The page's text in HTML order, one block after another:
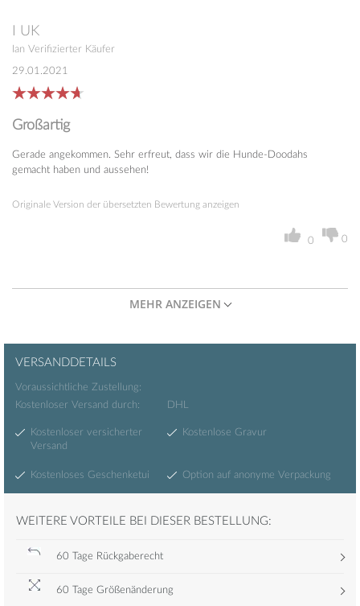
UK
Ian Verifizierter Käufer
29.01.2021
Großartig
Gerade angekommen. Sehr erfreut, dass wir die Hunde-Doodahs
gemacht haben und aussehen!
Originale Version der übersetzten Bewertung anzeigen
0 0
MEHR ANZEIGEN
VERSANDDETAILS
Voraussichtliche Zustellung:
Kostenloser Versand durch:
DHL
Kostenloser versicherter
Versand
Kostenlose Gravur
Kostenloses Geschenketui Option auf anonyme Verpackung
WEITERE VORTEILE BEI DIESER BESTELLUNG:
60 Tage Rückgaberecht
60 Tage Größenänderung